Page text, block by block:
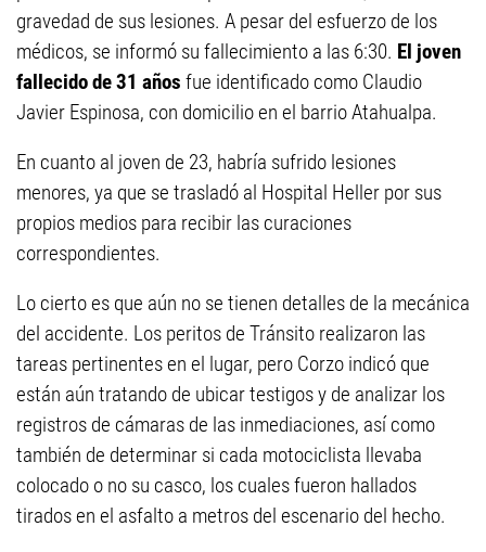
gravedad de sus lesiones. A pesar del esfuerzo de los
médicos, se informó su fallecimiento a las 6:30. El joven
fallecido de 31 años fue identificado como Claudio
Javier Espinosa, con domicilio en el barrio Atahualpa.
En cuanto al joven de 23, habría sufrido lesiones
menores, ya que se trasladó al Hospital Heller por sus
propios medios para recibir las curaciones
correspondientes.
Lo cierto es que aún no se tienen detalles de la mecánica
del accidente. Los peritos de Tránsito realizaron las
tareas pertinentes en el lugar, pero Corzo indicó que
están aún tratando de ubicar testigos y de analizar los
registros de cámaras de las inmediaciones, así como
también de determinar si cada motociclista llevaba
colocado o no su casco, los cuales fueron hallados
tirados en el asfalto a metros del escenario del hecho.